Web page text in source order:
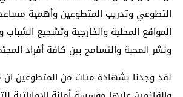
التطوعي وتدريب المتطوعين وأهمية
المواقع المحلية والخارجية وتشجيع
ونشر المحبة والتسامح بين كافة أفراد
لقد وجدنا بشهادة مئات من المتطوعين ان